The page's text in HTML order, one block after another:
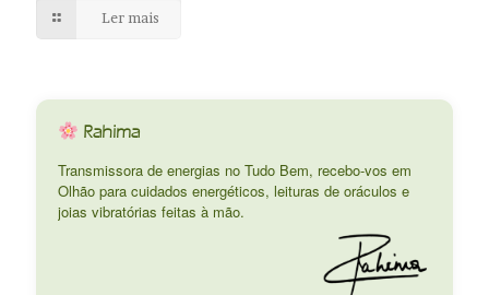
Ler mais
Rahima
Transmissora de energias no Tudo Bem, recebo-vos em
Olhão para cuidados energéticos, leituras de oráculos e
joias vibratórias feitas à mão.